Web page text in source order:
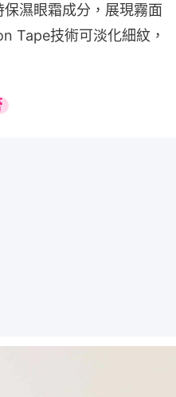
濕眼霜成分，展現霧面
Tape技術可淡化細紋，